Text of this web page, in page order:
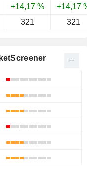
+14,17 %
+14,17
321 321